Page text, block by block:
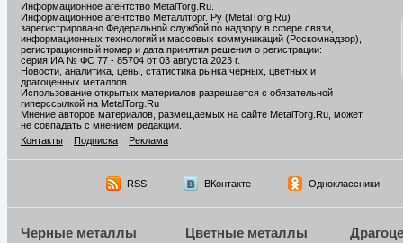
Информационное агентство MetalTorg.Ru
Информационное агентство Металлторг. Ру (MetalTorg.Ru)
зарегистрировано Федеральной службой по надзору в сфере связи,
информационных технологий и массовых коммуникаций (Роскомнадзор),
регистрационный номер и дата принятия решения о регистрации:
серия ИА № ФС 77 - 85704 от 03 августа 2023 г.
Новости, аналитика, цены, статистика рынка черных, цветных и
драгоценных металлов.
Использование открытых материалов разрешается с обязательной
гиперссылкой на MetalTorg.Ru
Мнение авторов материалов, размещаемых на сайте MetalTorg.Ru, может
не совпадать с мнением редакции.
Контакты
Подписка Реклама
RSS ВКонтакте Одноклассники
Черные металлы Цветные металлы